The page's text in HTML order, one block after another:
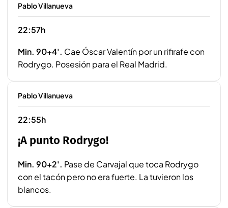
Pablo Villanueva
22:57h
Min. 90+4'. Cae Óscar Valentín por un rifirafe con
Rodrygo. Posesión para el Real Madrid.
Pablo Villanueva
22:55h
¡A punto Rodrygo!
Min. 90+2'. Pase de Carvajal que toca Rodrygo
con el tacón pero no era fuerte. La tuvieron los
blancos.